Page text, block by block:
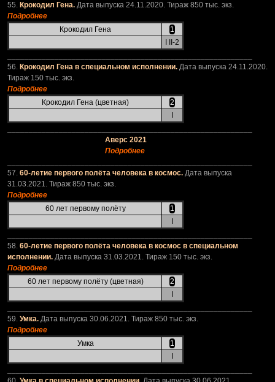
55. Крокодил Гена. Дата выпуска 24.11.2020. Тираж 850 тыс. экз.
Подробнее
Крокодил Гена
1
I II-2
56. Крокодил Гена в специальном исполнении. Дата выпуска 24.11.2020.
Тираж 150 тыс. экз.
Подробнее
Крокодил Гена (цветная)
2
Аверс 2021
Подробнее
57. 60-летие первого полёта человека в космос. Дата выпуска
31.03.2021. Тираж 850 тыс. экз.
Подробнее
60 лет первому полёту
1
58. 60-летие первого полёта человека в космос в специальном
исполнении. Дата выпуска 31.03.2021. Тираж 150 тыс. экз.
Подробнее
60 лет первому полёту (цветная)
2
59. Умка. Дата выпуска 30.06.2021. Тираж 850 тыс. экз.
Подробнее
Умка
1